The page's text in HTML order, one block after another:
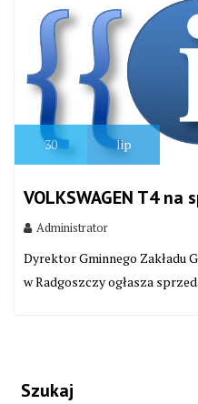
30 lip
VOLKSWAGEN T4 na
Administrator
Dyrektor Gminnego Zakładu
w Radgoszczy ogłasza
Szukaj